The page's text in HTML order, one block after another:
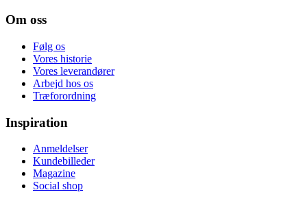
Om oss
Følg os
Vores historie
Vores leverandører
Arbejd hos os
Træforordning
Inspiration
Anmeldelser
Kundebilleder
Magazine
Social shop